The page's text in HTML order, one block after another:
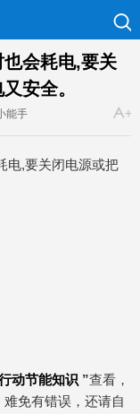
会耗电,要关
安全。
能手
电,要关闭电源或把
动节能知识 ”查看，
免有错误，还请自